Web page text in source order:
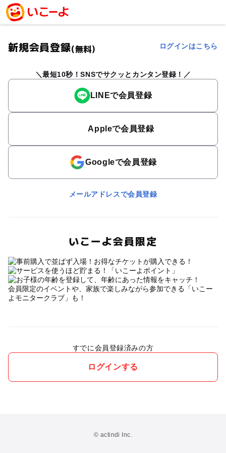
新規会員登録(無料) ログインはこちら
最短10秒！SNSでサクッとカンタン登録！
LINEで会員登録
Appleで会員登録
Googleで会員登録
メールアドレスで会員登録
いこーよ会員限定
会員限定のイベントや、家族で楽しみながら参加できる「いこー
よモニタークラブ」も！
すでに会員登録済みの方
ログインする
© actindi Inc.